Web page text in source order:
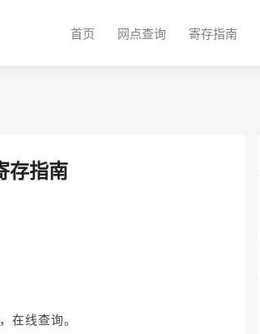
首页 网点查询 寄存指南
存指南
在线查询。